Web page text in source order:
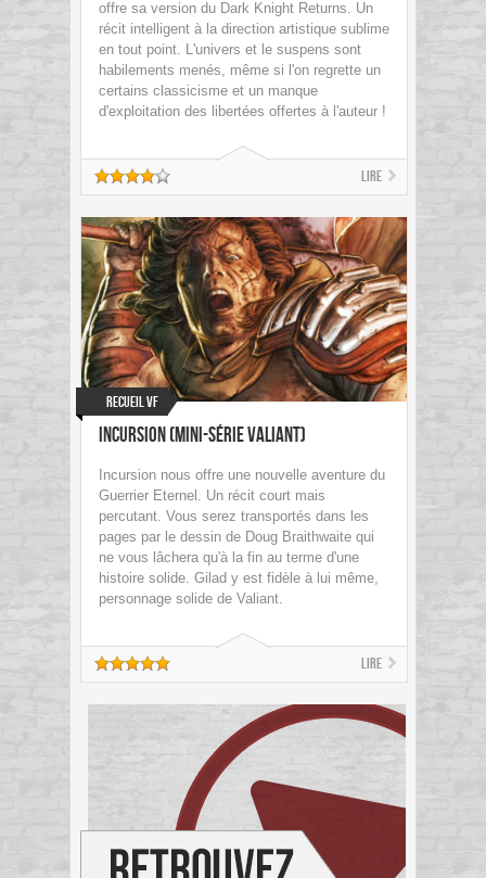
offre sa version du Dark Knight Returns. Un
récit intelligent à la direction artistique sublime
en tout point. L'univers et le suspens sont
habilements menés, même si l'on regrette un
certains classicisme et un manque
d'exploitation des libertées offertes à l'auteur !
Lire
Recueil VF
Incursion (mini-série Valiant)
Incursion nous offre une nouvelle aventure du
Guerrier Eternel. Un récit court mais
percutant. Vous serez transportés dans les
pages par le dessin de Doug Braithwaite qui
ne vous lâchera qu'à la fin au terme d'une
histoire solide. Gilad y est fidèle à lui même,
personnage solide de Valiant.
Lire